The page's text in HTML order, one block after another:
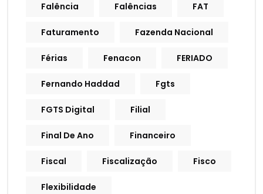
Falência Falências FAT
Faturamento Fazenda Nacional
Férias Fenacon FERIADO
Fernando Haddad Fgts
FGTS Digital Filial
Final De Ano Financeiro
Fiscal Fiscalização Fisco
Flexibilidade